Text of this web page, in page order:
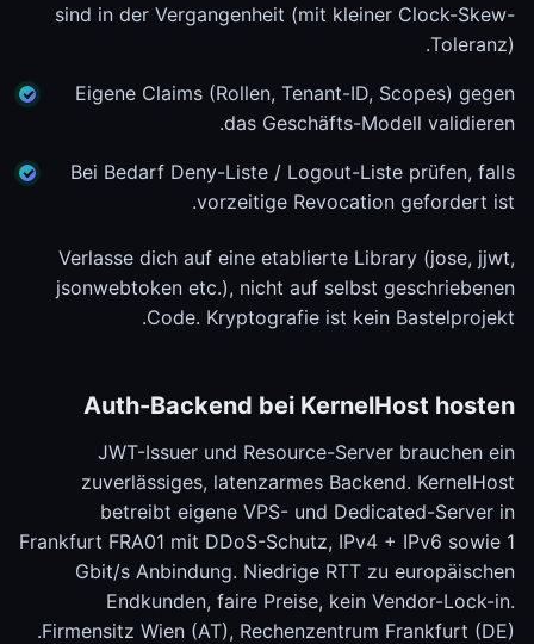
sind in der Vergangenheit (mit kleiner Clock-Skew-
Toleranz).
Eigene Claims (Rollen, Tenant-ID, Scopes) gegen
das Geschäfts-Modell validieren.
Bei Bedarf Deny-Liste / Logout-Liste prüfen, falls
vorzeitige Revocation gefordert ist.
Verlasse dich auf eine etablierte Library (jose, jjwt,
jsonwebtoken etc.), nicht auf selbst geschriebenen
Code. Kryptografie ist kein Bastelprojekt.
Auth-Backend bei KernelHost hosten
JWT-Issuer und Resource-Server brauchen ein
zuverlässiges, latenzarmes Backend. KernelHost
betreibt eigene VPS- und Dedicated-Server in
Frankfurt FRA01 mit DDoS-Schutz, IPv4 + IPv6 sowie 1
Gbit/s Anbindung. Niedrige RTT zu europäischen
Endkunden, faire Preise, kein Vendor-Lock-in.
Firmensitz Wien (AT), Rechenzentrum Frankfurt (DE).